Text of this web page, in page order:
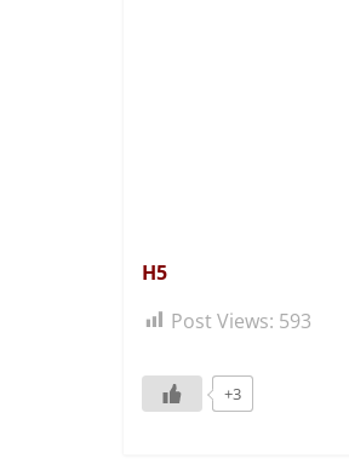
H5
Post Views: 593
+3